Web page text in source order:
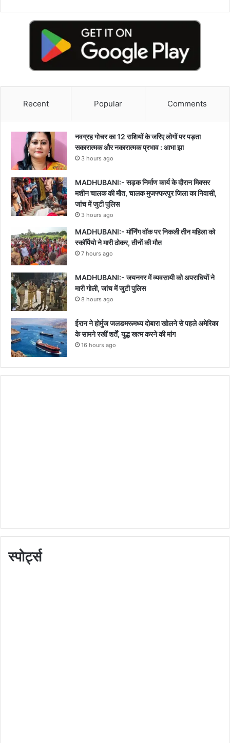
Recent Popular Comments
नवग्रह गोचर का 12 राशियों के जरिए लोगों पर पड़ता
सकारात्मक और नकारात्मक प्रभाव : आभा झा
3 hours ago
MADHUBANI:- सड़क निर्माण कार्य के दौरान मिक्सर
मशीन चालक की मौत, चालक मुजफ्फरपुर जिला का निवासी,
जांच में जुटी पुलिस
3 hours ago
MADHUBANI:- मॉर्निंग वॉक पर निकली तीन महिला को
स्कॉर्पियो ने मारी ठोकर, तीनों की मौत
7 hours ago
MADHUBANI:- जयनगर में व्यवसायी को अपराधियों ने
मारी गोली, जांच में जुटी पुलिस
8 hours ago
ईरान ने होर्मुज जलडमरूमध्य दोबारा खोलने से पहले अमेरिका
के सामने रखीं शर्तें, युद्ध खत्म करने की मांग
16 hours ago
स्पोर्ट्स